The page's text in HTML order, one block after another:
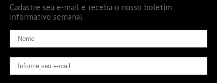
Cadastre seu e-mail e receba o nosso boletim
informativo semanal